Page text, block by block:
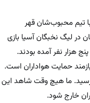
تیم محبوب‌شان قهر
در لیگ نخبگان آسیا بازی
پنج هزار نفر آمده بودند.
حمایت هواداران است.
رسید. ما هیچ وقت شاهد این
خارج شود.